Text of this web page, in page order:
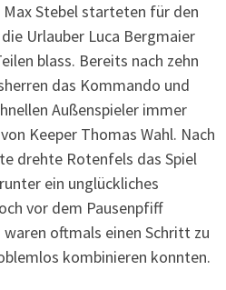
Stebel starteten für den
Urlauber Luca Bergmaier
blass. Bereits nach zehn
das Kommando und
Außenspieler immer
Keeper Thomas Wahl. Nach
drehte Rotenfels das Spiel
ein unglückliches
vor dem Pausenpfiff
oftmals einen Schritt zu
kombinieren konnten.